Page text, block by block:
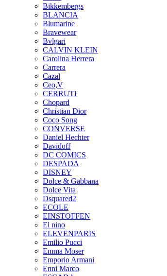
Bikkembergs
BLANCIA
Blumarine
Bravewear
Bvlgari
CALVIN KLEIN
Carolina Herrera
Carrera
Cazal
Ceo,V
CERRUTI
Chopard
Christian Dior
Coco Song
CONVERSE
Daniel Hechter
Davidoff
DC COMICS
DESPADA
DISNEY
Dolce & Gabbana
Dolce Vita
Dsquared2
ECOLE
EINSTOFFEN
El nino
ELEVENPARIS
Emilio Pucci
Emma Moser
Emporio Armani
Enni Marco